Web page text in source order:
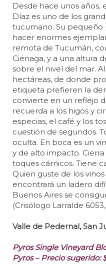
Desde hace unos años,
Díaz es uno de los
tucumano. Su
hacer enormes
remota de Tucumán,
Ciénaga, y a una altura
sobre el nivel del mar.
hectáreas, de donde
etiqueta prefieren la
convierte en un reflejo
recuerda a los higos y
especias, el café y los
cuestión de segundos.
oculta. En boca es un
y de alto impacto.
toques cárnicos. Tiene
Quien guste de los
encontrará un ladero
Buenos Aires se
(Crisólogo Larralde
Valle de Pedernal, San
Pyros Single Vineyard
Pyros – Precio sugerido: